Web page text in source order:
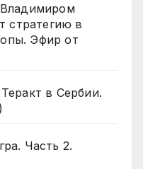
в
Эфир от
в Сербии.
Часть 2.